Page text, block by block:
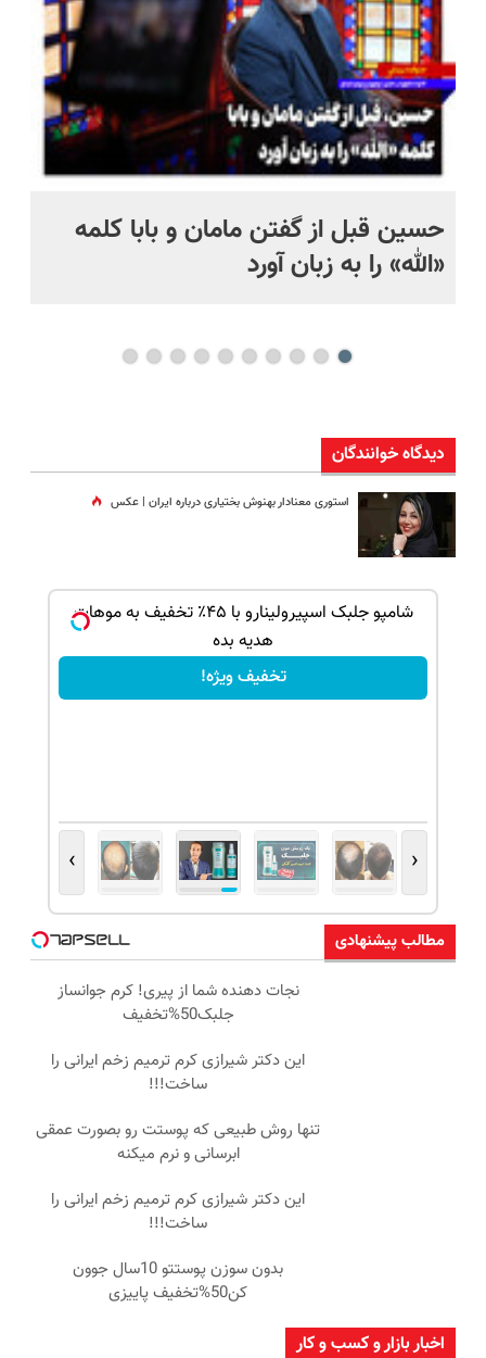
حسین قبل از گفتن مامان و بابا کلمه
«الله» را به زبان آورد
دیدگاه خوانندگان
استوری معنادار بهنوش بختیاری درباره ایران | عکس
شامپو جلبک اسپیرولینارو با ۴۵٪ تخفیف به موهات
هدیه بده
تخفیف ویژه!
‹
›
مطالب پیشنهادی
نجات دهنده شما از پیری! کرم جوانساز
جلبک50%تخفیف
این دکتر شیرازی کرم ترمیم زخم ایرانی را
ساخت!!!
تنها روش طبیعی که پوستت رو بصورت عمقی
ابرسانی و نرم میکنه
این دکتر شیرازی کرم ترمیم زخم ایرانی را
ساخت!!!
بدون سوزن پوستتو 10سال جوون
کن50%تخفیف پاییزی
اخبار بازار و کسب و کار